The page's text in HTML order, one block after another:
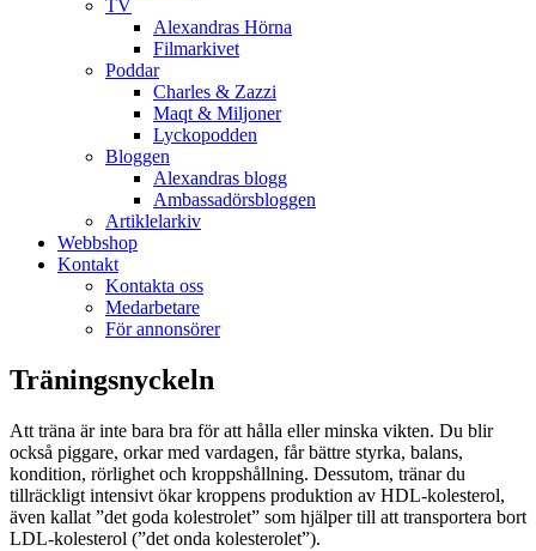
TV
Alexandras Hörna
Filmarkivet
Poddar
Charles & Zazzi
Maqt & Miljoner
Lyckopodden
Bloggen
Alexandras blogg
Ambassadörsbloggen
Artiklelarkiv
Webbshop
Kontakt
Kontakta oss
Medarbetare
För annonsörer
Träningsnyckeln
Att träna är inte bara bra för att hålla eller minska vikten. Du blir
också piggare, orkar med vardagen, får bättre styrka, balans,
kondition, rörlighet och kroppshållning. Dessutom, tränar du
tillräckligt intensivt ökar kroppens produktion av HDL-kolesterol,
även kallat ”det goda kolestrolet” som hjälper till att transportera bort
LDL-kolesterol (”det onda kolesterolet”).